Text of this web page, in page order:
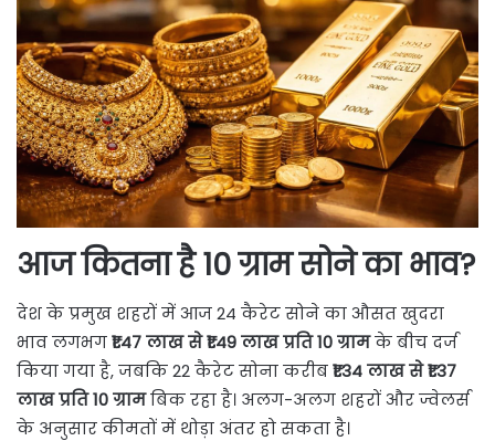
आज कितना है 10 ग्राम सोने का भाव?
देश के प्रमुख शहरों में आज 24 कैरेट सोने का औसत खुदरा
भाव लगभग₹1.47 लाख से ₹1.49 लाख प्रति 10 ग्रामके बीच दर्ज
किया गया है, जबकि 22 कैरेट सोना करीब₹1.34 लाख से ₹1.37
लाख प्रति 10 ग्रामबिक रहा है। अलग-अलग शहरों और ज्वेलर्स
के अनुसार कीमतों में थोड़ा अंतर हो सकता है।